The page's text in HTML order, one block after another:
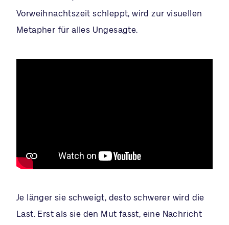
Vorweihnachtszeit schleppt, wird zur visuellen
Metapher für alles Ungesagte.
Je länger sie schweigt, desto schwerer wird die
Last. Erst als sie den Mut fasst, eine Nachricht